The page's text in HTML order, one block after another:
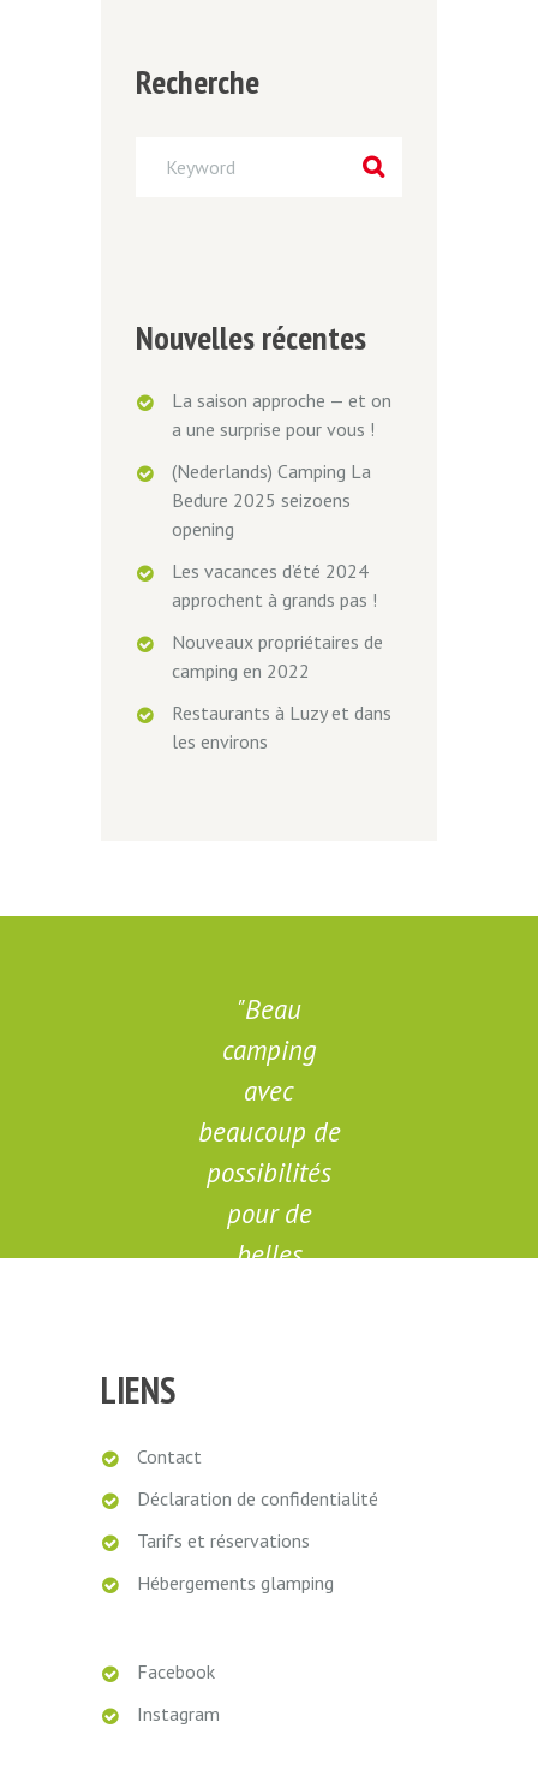
Recherche
Nouvelles récentes
La saison approche — et on
a une surprise pour vous !
(Nederlands) Camping La
Bedure 2025 seizoens
opening
Les vacances d’été 2024
approchent à grands pas !
Nouveaux propriétaires de
camping en 2022
Restaurants à Luzy et dans
les environs
Beau
camping
avec
beaucoup de
possibilités
pour de
belles
Marieke
LIENS
Contact
Déclaration de confidentialité
Tarifs et réservations
Hébergements glamping
Facebook
Instagram